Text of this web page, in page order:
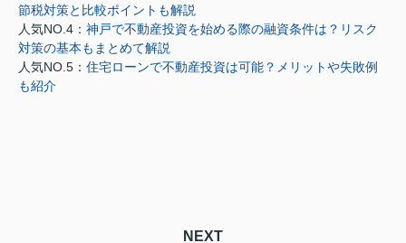
節税対策と比較ポイントも解説
人気NO.4： 神戸で不動産投資を始める際の融資条件は？リスク
対策の基本もまとめて解説
人気NO.5： 住宅ローンで不動産投資は可能？メリットや失敗例
も紹介
NEXT